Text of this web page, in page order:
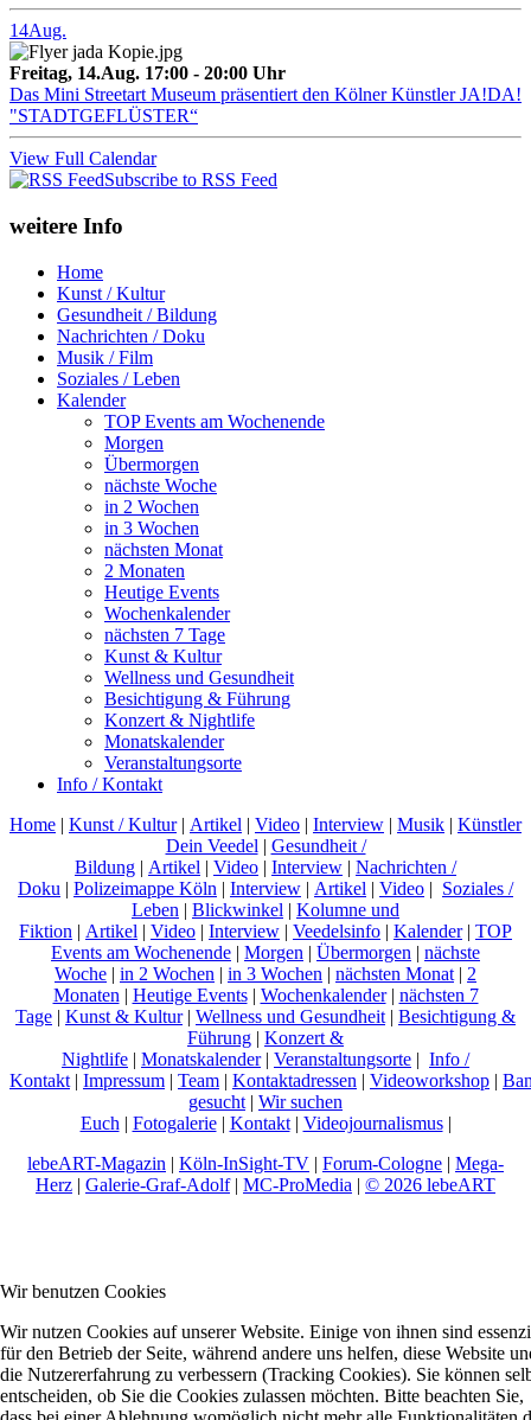
14Aug.
Freitag, 14.Aug. 17:00 - 20:00 Uhr
Das Mini Streetart Museum präsentiert den Kölner Künstler JA!DA!
"STADTGEFLÜSTER“
View Full Calendar
Subscribe to RSS Feed
weitere Info
Home
Kunst / Kultur
Gesundheit / Bildung
Nachrichten / Doku
Musik / Film
Soziales / Leben
Kalender
TOP Events am Wochenende
Morgen
Übermorgen
nächste Woche
in 2 Wochen
in 3 Wochen
nächsten Monat
2 Monaten
Heutige Events
Wochenkalender
nächsten 7 Tage
Kunst & Kultur
Wellness und Gesundheit
Besichtigung & Führung
Konzert & Nightlife
Monatskalender
Veranstaltungsorte
Info / Kontakt
Home | Kunst / Kultur| Artikel | Video | Interview | Musik | Künstler
Dein Veedel | Gesundheit /
Bildung | Artikel | Video | Interview | Nachrichten /
Doku | Polizeimappe Köln | Interview | Artikel | Video | Soziales /
Leben | Blickwinkel | Kolumne und
Fiktion | Artikel | Video | Interview | Veedelsinfo | Kalender| TOP
Events am Wochenende | Morgen | Übermorgen | nächste
Woche | in 2 Wochen | in 3 Wochen | nächsten Monat | 2
Monaten | Heutige Events| Wochenkalender| nächsten 7
Tage | Kunst & Kultur| Wellness und Gesundheit | Besichtigung &
Führung | Konzert &
Nightlife | Monatskalender| Veranstaltungsorte | Info /
Kontakt | Impressum | Team | Kontaktadressen | Videoworkshop |
gesucht | Wir suchen
Euch | Fotogalerie| Kontakt| Videojournalismus|
lebeART-Magazin | Köln-InSight-TV | Forum-Cologne | Mega-
Herz | Galerie-Graf-Adolf| MC-ProMedia | © 2026 lebeART
Wir benutzen Cookies
Wir nutzen Cookies auf unserer Website. Einige von ihnen sind
für den Betrieb der Seite, während andere uns helfen, diese Website
die Nutzererfahrung zu verbessern (Tracking Cookies). Sie können
entscheiden, ob Sie die Cookies zulassen möchten. Bitte beachten Sie,